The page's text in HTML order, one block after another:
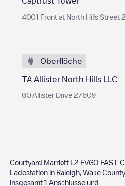
4001 Front at North Hills Street
Oberfläche
TA Allister North Hills LLC
60 Allister Drive 27609
Courtyard Marriott L2 EVGO FAST
Ladestation in Raleigh Wake County
insgesamt 1 Anschlüsse und